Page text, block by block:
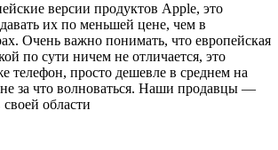
версии продуктов Apple, это
их по меньшей цене, чем в
Очень важно понимать, что европейская
по сути ничем не отличается, это
телефон, просто дешевле в среднем на
за что волноваться. Наши продавцы —
области